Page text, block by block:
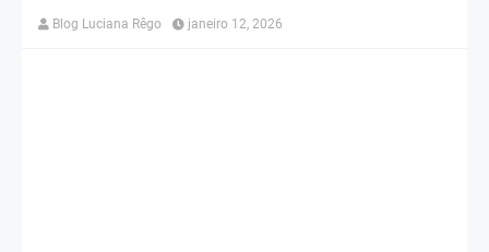
Blog Luciana Rêgo janeiro 12, 2026